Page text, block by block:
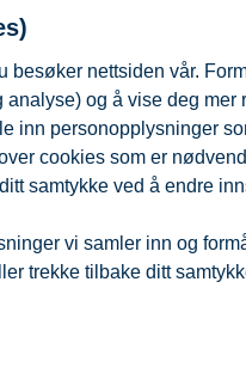
av studentene ved både
tingene som opptar oss på
som vil være faglig oppdatert
nettsiden vår.
og å vise deg mer
inn personopplysninger
cookies som er
samtykke ved å endre
vi samler inn og
trekke tilbake ditt